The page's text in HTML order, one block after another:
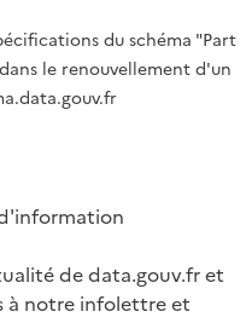
du schéma "Part
le renouvellement d'un
de data.gouv.fr et
à notre infolettre et